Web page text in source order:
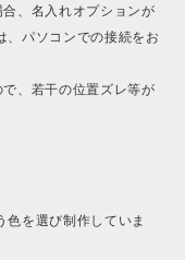
、名入れオプションが
、パソコンでの接続をお
、若干の位置ズレ等が
色を選び制作していま